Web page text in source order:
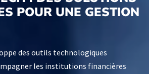
POUR UNE GESTION
des outils technologiques
les institutions financières